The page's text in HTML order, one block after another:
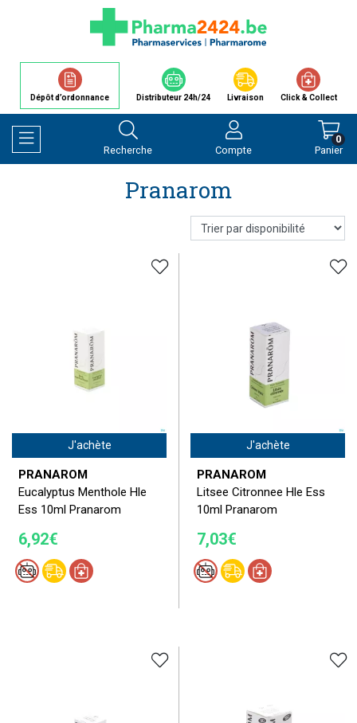
Dépôt d’ordonnance Distributeur 24h/24 Livraison Click & Collect
Afficher la navigation
Recherche Compte Panier
0
Pranarom
J'achète
PRANAROM
Eucalyptus Menthole Hle
Ess 10ml Pranarom
6,92€
J'achète
PRANAROM
Litsee Citronnee Hle Ess
10ml Pranarom
7,03€